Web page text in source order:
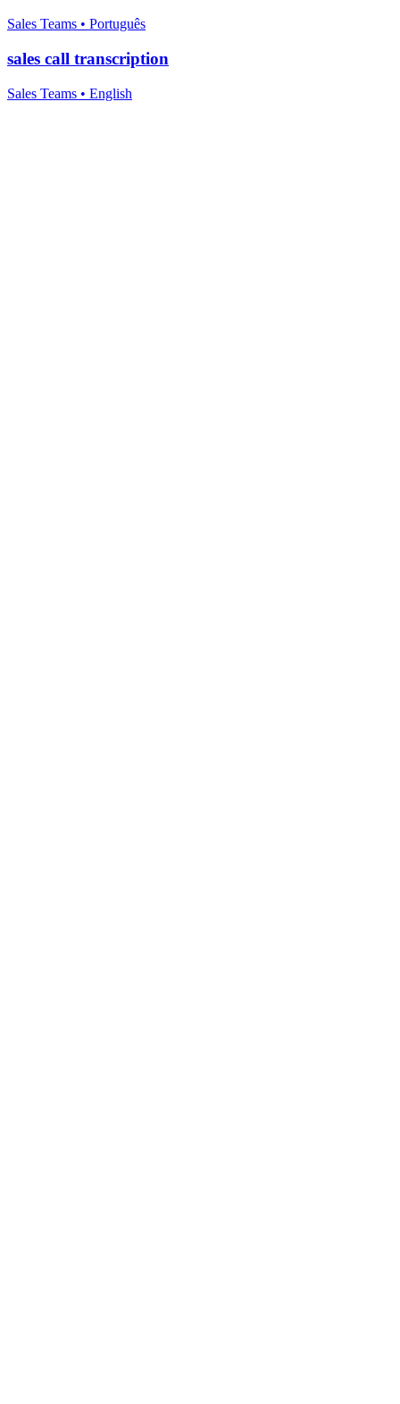
Sales Teams • Português
sales call transcription
Sales Teams • English